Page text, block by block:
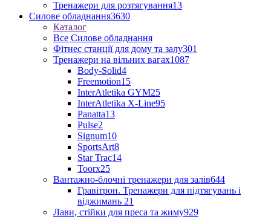
Тренажери для розтягування13
Силове обладнання3630
Каталог
Все Силове обладнання
Фітнес станції для дому та залу301
Тренажери на вільних вагах1087
Body-Solid4
Freemotion15
InterAtletika GYM25
InterAtletika X-Line95
Panatta13
Pulse2
Signum10
SportsArt8
Star Trac14
Toorx25
Вантажно-блочні тренажери для залів644
Гравітрон. Тренажери для підтягувань і
віджимань 21
Лави, стійки для преса та жиму929